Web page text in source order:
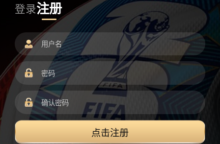
登录注册
点击注册